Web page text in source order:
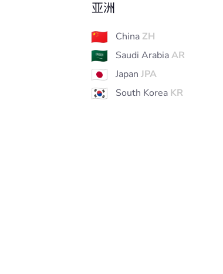
亚洲
China ZH
Saudi ArabiaAR
Japan JPA
South Korea KR